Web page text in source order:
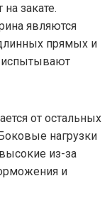
закате.
являются
прямых и
испытывают
от остальных
нагрузки
из-за
и